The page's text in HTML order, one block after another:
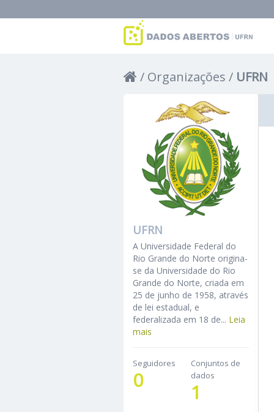
Organizações UFRN
UFRN
A Universidade Federal do
Rio Grande do Norte origina-
se da Universidade do Rio
Grande do Norte, criada em
25 de junho de 1958, através
de lei estadual, e
federalizada em 18 de... Leia
mais
Seguidores
0
Conjuntos de
dados
1